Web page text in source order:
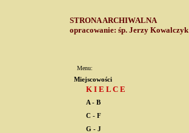
STRONA ARCHIWALNA
opracowanie: śp. Jerzy
Menu:
Miejscowości
K I E L C E
A - B
C - F
G - J